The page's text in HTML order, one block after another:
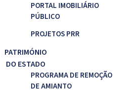
PORTAL IMOBILIÁRIO
PÚBLICO
PROJETOS PRR
PATRIMÓNIO
DO ESTADO
PROGRAMA DE REMOÇÃO
DE AMIANTO